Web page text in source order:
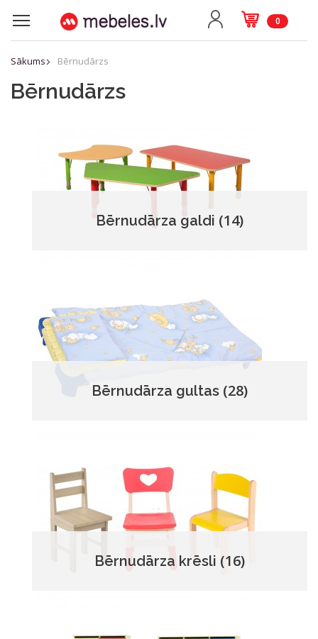
0
Sākums Bērnudārzs
Bērnudārzs
Bērnudārza galdi (14)
Bērnudārza gultas (28)
Bērnudārza krēsli (16)